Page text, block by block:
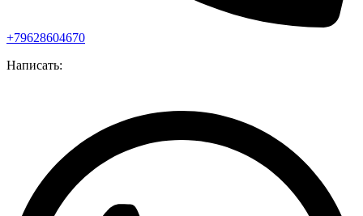
+79628604670
Написать: